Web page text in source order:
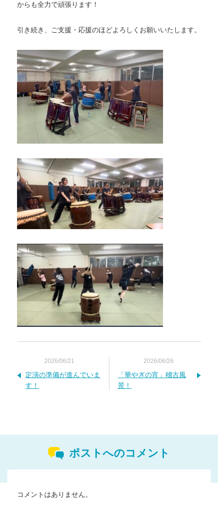
からも全力で頑張ります！
引き続き、ご支援・応援のほどよろしくお願いいたします。
2026/06/21
定演の準備が進んでいま
す！
2026/06/26
「華やぎの宵」稽古風
景！
ポストへのコメント
コメントはありません。